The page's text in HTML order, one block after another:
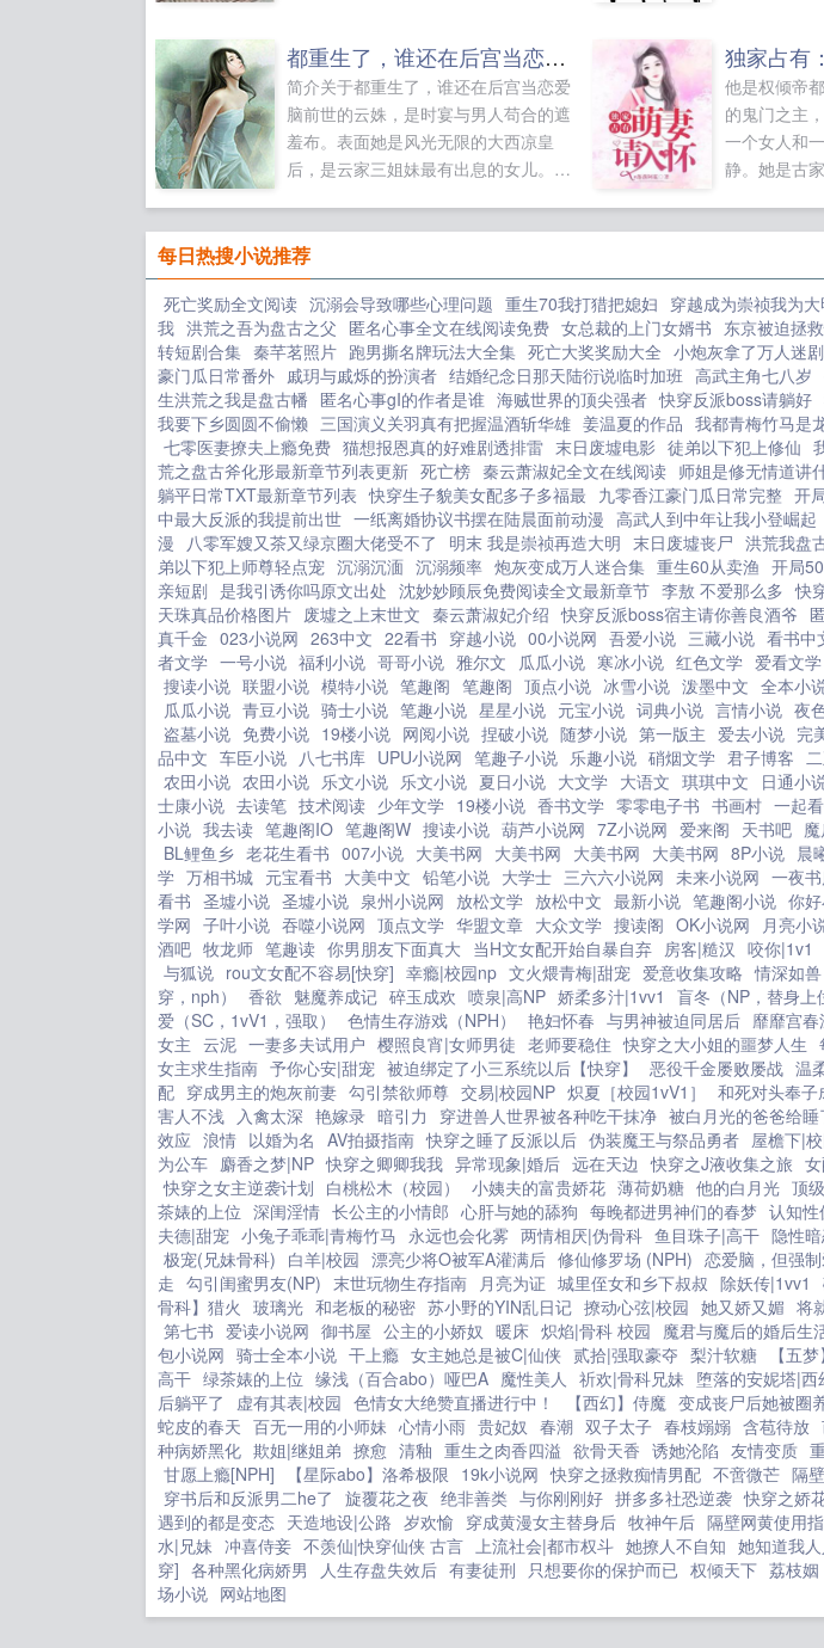
个妈，将祖
其他嘉宾起
融。冷清清
没？你妈我
讲睡前故事
裹着被子儿
关灯哈其他
乖，别跟妈
未来反派儿
画风清奇的
几辈子好事
我儿子了，
忽然想起儿
还好吗。秘
儿子靠综艺
当您儿子的
有爹了，我
都重生了，谁还在后宫当恋爱脑
简介关于都重生了，谁还在后宫当恋爱
脑前世的云姝，是时宴与男人苟合的遮
羞布。表面她是风光无限的大西凉皇
后，是云家三姐妹最有出息的女儿。时
牌，将所有的宠爱全给了那个他藏在暗
处见不得光的男人。大姐重生，嫉妒她
前世的风光无限，这辈子誓死也要和她
换夫君。云姝微微一笑，允了，总好过
嫁给那个变态。最起码夜圣的皇帝是个
正常的。后宫女人排排坐皇后是天，皇
后是地，皇后娘娘是她们的顶梁柱。这
个后宫没有皇帝可以，没有皇后可不
行，整个后宫都得散！做夜圣的皇后可
比做大西凉的皇后要舒坦热闹多了。美
人受了委屈都来找她主持公道倾诉，坤
宁宫收到的答谢礼一年到头堪比大半个
国库。不出三年时间，云姝的财富便遍
及全国，富倾天下。云姝勾唇信男人？
这是女人走输的第一步！...
独家占有
他是权倾帝
的鬼门之主
一个女人和
静。她是古
每日热搜小说推荐
死亡奖励全文阅读 沉溺会导致哪些心理问题 重生70我打猎把媳妇 穿越成为崇祯我为
我 洪荒之吾为盘古之父 匿名心事全文在线阅读免费 女总裁的上门女婿书 东京被迫拯
转短剧合集 秦芊茗照片 跑男撕名牌玩法大全集 死亡大奖奖励大全 小炮灰拿了万人迷
豪门瓜日常番外 戚玥与戚烁的扮演者 结婚纪念日那天陆衍说临时加班 高武主角七八岁
生洪荒之我是盘古幡 匿名心事gI的作者是谁 海贼世界的顶尖强者 快穿反派boss请躺好
我要下乡圆圆不偷懒 三国演义关羽真有把握温酒斩华雄 姜温夏的作品 我都青梅竹马是
七零医妻撩夫上瘾免费 猫想报恩真的好难剧透排雷 末日废墟电影 徒弟以下犯上修仙
荒之盘古斧化形最新章节列表更新 死亡榜 秦云萧淑妃全文在线阅读 师姐是修无情道讲
躺平日常TXT最新章节列表 快穿生子貌美女配多子多福最 九零香江豪门瓜日常完整 开
中最大反派的我提前出世 一纸离婚协议书摆在陆晨面前动漫 高武人到中年让我小登崛起
漫
八零军嫂又茶又绿京圈大佬受不了 明末 我是崇祯再造大明 末日废墟丧尸 洪荒我盘
弟以下犯上师尊轻点宠 沉溺沉湎 沉溺频率 炮灰变成万人迷合集 重生60从卖渔 开局
亲短剧 是我引诱你吗原文出处 沈妙妙顾辰免费阅读全文最新章节 李敖 不爱那么多 快
天珠真品价格图片 废墟之上末世文 秦云萧淑妃介绍 快穿反派boss宿主请你善良酒爷
真千金 023小说网 263中文 22看书 穿越小说 00小说网 吾爱小说 三藏小说 看书中
者文学 一号小说 福利小说 哥哥小说 雅尔文 瓜瓜小说 寒冰小说 红色文学 爱看文学
搜读小说 联盟小说 模特小说 笔趣阁 笔趣阁 顶点小说 冰雪小说 泼墨中文 全本小
瓜瓜小说 青豆小说 骑士小说 笔趣小说 星星小说 元宝小说 词典小说 言情小说 夜
盗墓小说 免费小说 19楼小说 网阅小说 捏破小说 随梦小说 第一版主 爱去小说 完
品中文 车臣小说 八七书库 UPU小说网 笔趣子小说 乐趣小说 硝烟文学 君子博客
农田小说 农田小说 乐文小说 乐文小说 夏日小说 大文学 大语文 琪琪中文 日通小
士康小说 去读笔 技术阅读 少年文学 19楼小说 香书文学 零零电子书 书画村 一起
小说 我去读 笔趣阁IO 笔趣阁W 搜读小说 葫芦小说网 7Z小说网 爱来阁 天书吧
BL鲤鱼乡 老花生看书 007小说 大美书网 大美书网 大美书网 大美书网 8P小说 晨
学 万相书城 元宝看书 大美中文 铅笔小说 大学士 三六六小说网 未来小说网 一夜
看书 圣墟小说 圣墟小说 泉州小说网 放松文学 放松中文 最新小说 笔趣阁小说 你
学网 子叶小说 吞噬小说网 顶点文学 华盟文章 大众文学 搜读阁 OK小说网 月亮小
酒吧 牧龙师 笔趣读 你男朋友下面真大 当H文女配开始自暴自弃 房客|糙汉 咬你|1v1
与狐说 rou文女配不容易[快穿] 幸瘾|校园np 文火煨青梅|甜宠 爱意收集攻略 情深如兽
穿，nph）
香欲 魅魔养成记 碎玉成欢 喷泉|高NP 娇柔多汁|1vv1 盲冬（NP，替身上
爱（SC，1vV1，强取）
色情生存游戏（NPH） 艳妇怀春 与男神被迫同居后 靡靡宫春
女主 云泥 一妻多夫试用户 樱照良宵|女师男徒 老师要稳住 快穿之大小姐的噩梦人生
女主求生指南 予你心安|甜宠 被迫绑定了小三系统以后【快穿】 恶役千金屡败屡战 温
配 穿成男主的炮灰前妻 勾引禁欲师尊 交易|校园NP 炽夏［校园1vV1］ 和死对头奉子
害人不浅 入禽太深 艳嫁录 暗引力 穿进兽人世界被各种吃干抹净 被白月光的爸爸给睡
效应 浪情 以婚为名 AV拍摄指南 快穿之睡了反派以后 伪装魔王与祭品勇者 屋檐下|
为公车 麝香之梦|NP 快穿之卿卿我我 异常现象|婚后 远在天边 快穿之J液收集之旅
快穿之女主逆袭计划 白桃松木（校园） 小姨夫的富贵娇花 薄荷奶糖 他的白月光 顶
茶婊的上位 深闺淫情 长公主的小情郎 心肝与她的舔狗 每晚都进男神们的春梦 认知性
夫德|甜宠 小兔子乖乖|青梅竹马 永远也会化雾 两情相厌|伪骨科 鱼目珠子|高干 隐性
极宠(兄妹骨科) 白羊|校园 漂亮少将O被军A灌满后 修仙修罗场 (NPH) 恋爱脑，但强
走 勾引闺蜜男友(NP) 末世玩物生存指南 月亮为证 城里侄女和乡下叔叔 除妖传|1vv1
骨科】猎火 玻璃光 和老板的秘密 苏小野的YIN乱日记 撩动心弦|校园 她又娇又媚 将
第七书 爱读小说网 御书屋 公主的小娇奴 暖床 炽焰|骨科 校园 魔君与魔后的婚后生
包小说网 骑士全本小说 干上瘾 女主她总是被C|仙侠 贰拾|强取豪夺 梨汁软糖 【五
高干 绿茶婊的上位 缘浅（百合abo）哑巴A 魔性美人 祈欢|骨科兄妹 堕落的安妮塔|西
后躺平了
虚有其表|校园 色情女大绝赞直播进行中！ 【西幻】侍魔 变成丧尸后她被圈
蛇皮的春天 百无一用的小师妹 心情小雨 贵妃奴 春潮 双子太子 春枝嫋嫋 含苞待放
种病娇黑化 欺姐|继姐弟 撩愈 清釉 重生之肉香四溢 欲骨天香 诱她沦陷 友情变质
甘愿上瘾[NPH]
【星际abo】洛希极限 19k小说网 快穿之拯救痴情男配 不啻微芒 隔
穿书后和反派男二he了 旋覆花之夜 绝非善类 与你刚刚好 拼多多社恐逆袭 快穿之娇
遇到的都是变态 天造地设|公路 岁欢愉 穿成黄漫女主替身后 牧神午后 隔壁网黄使用
水|兄妹 冲喜侍妾 不羡仙|快穿仙侠 古言 上流社会|都市权斗 她撩人不自知 她知道我
穿] 各种黑化病娇男 人生存盘失效后 有妻徒刑 只想要你的保护而已 权倾天下 荔枝姻
场小说 网站地图